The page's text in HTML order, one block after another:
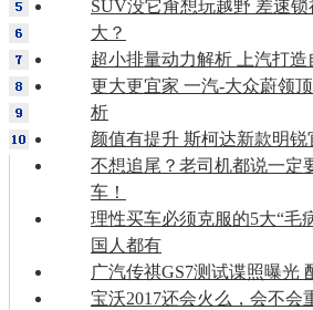
SUV没它甭想玩越野 差速
大？
超小排量动力解析 上汽打造
更大更宜家 一汽-大众蔚领
析
颜值有提升 斯柯达新款明锐
不想追尾？老司机都说一定
车！
理性买车必须克服的5大“毛
国人都有
广汽传祺GS7测试谍照曝光
宝沃2017还会火么，会不会